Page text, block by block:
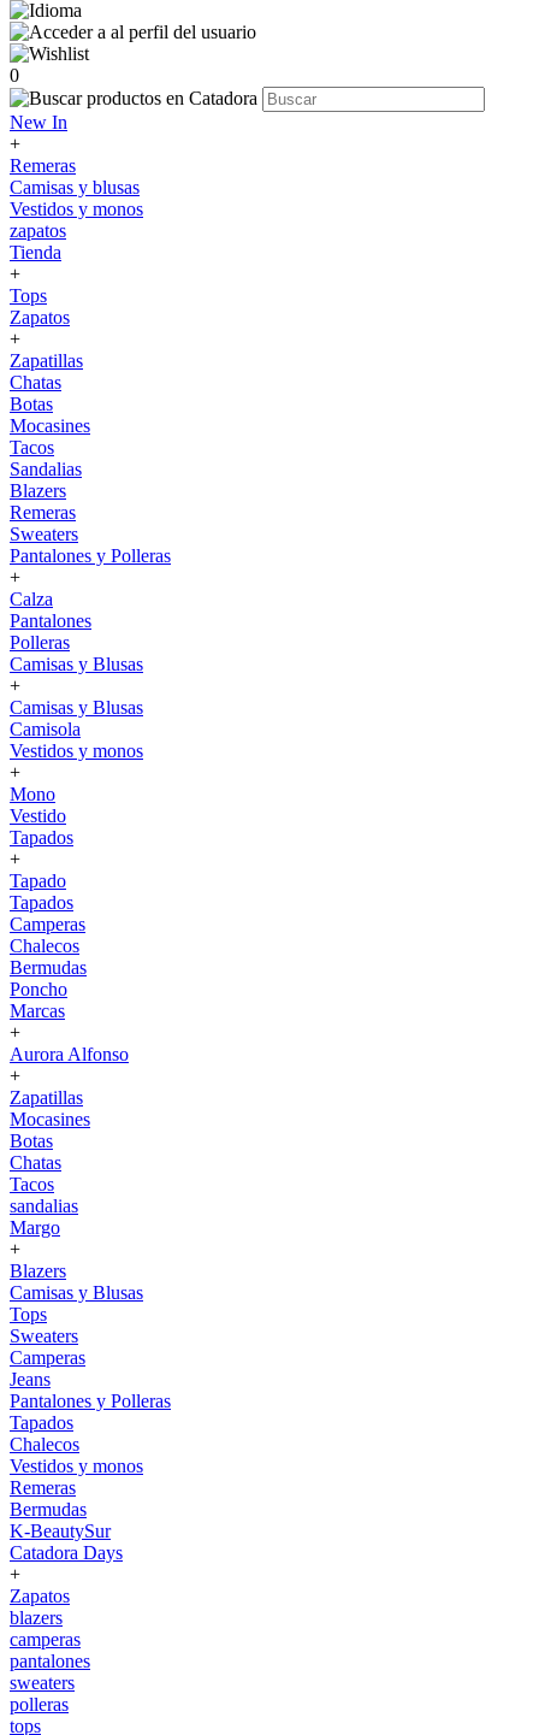
0
New In
+
Remeras
Camisas y blusas
Vestidos y monos
zapatos
Tienda
+
Tops
Zapatos
+
Zapatillas
Chatas
Botas
Mocasines
Tacos
Sandalias
Blazers
Remeras
Sweaters
Pantalones y Polleras
+
Calza
Pantalones
Polleras
Camisas y Blusas
+
Camisas y Blusas
Camisola
Vestidos y monos
+
Mono
Vestido
Tapados
+
Tapado
Tapados
Camperas
Chalecos
Bermudas
Poncho
Marcas
+
Aurora Alfonso
+
Zapatillas
Mocasines
Botas
Chatas
Tacos
sandalias
Margo
+
Blazers
Camisas y Blusas
Tops
Sweaters
Camperas
Jeans
Pantalones y Polleras
Tapados
Chalecos
Vestidos y monos
Remeras
Bermudas
K-BeautySur
Catadora Days
+
Zapatos
blazers
camperas
pantalones
sweaters
polleras
tops